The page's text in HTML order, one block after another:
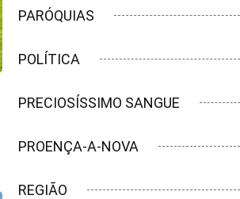
PARÓQUIAS
POLÍTICA
PRECIOSÍSSIMO SANGUE
PROENÇA-A-NOVA
REGIÃO